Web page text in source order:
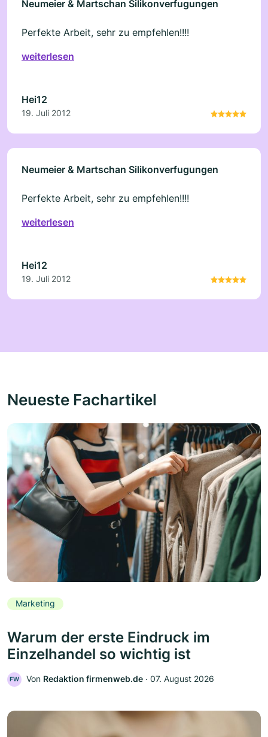
Neumeier & Martschan Silikonverfugungen
Perfekte Arbeit, sehr zu empfehlen!!!!
weiterlesen
Hei12
19. Juli 2012
Neumeier & Martschan Silikonverfugungen
Perfekte Arbeit, sehr zu empfehlen!!!!
weiterlesen
Hei12
19. Juli 2012
Neueste Fachartikel
Marketing
Warum der erste Eindruck im
Einzelhandel so wichtig ist
FW Von Redaktion firmenweb.de ‧ 07. August 2026